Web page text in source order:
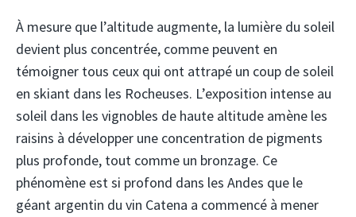
À mesure que l’altitude augmente, la lumière du soleil
devient plus concentrée, comme peuvent en
témoigner tous ceux qui ont attrapé un coup de soleil
en skiant dans les Rocheuses. L’exposition intense au
soleil dans les vignobles de haute altitude amène les
raisins à développer une concentration de pigments
plus profonde, tout comme un bronzage. Ce
phénomène est si profond dans les Andes que le
géant argentin du vin Catena a commencé à mener